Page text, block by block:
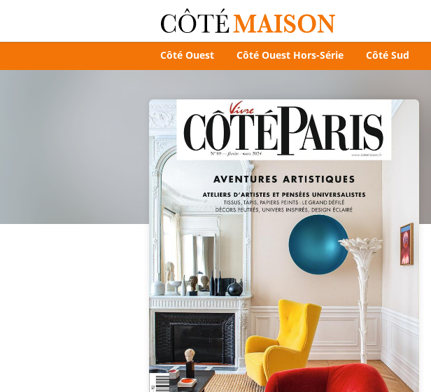
Côté Ouest Côté Ouest Hors-Série Côté Sud